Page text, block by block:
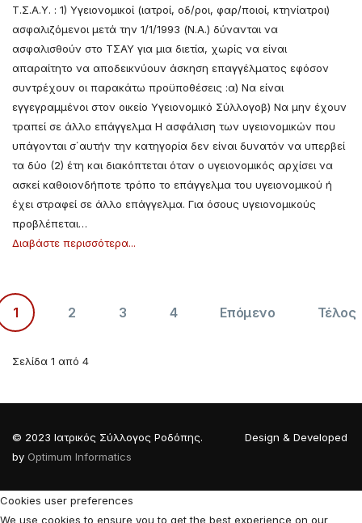
Τ.Σ.Α.Υ. : 1) Υγειονομικοί (ιατροί, οδ/ροι, φαρ/ποιοί, κτηνίατροι)
ασφαλιζόμενοι μετά την 1/1/1993 (Ν.Α.) δύνανται να
ασφαλισθούν στο ΤΣΑΥ για μια διετία, χωρίς να είναι
απαραίτητο να αποδεικνύουν άσκηση επαγγέλματος εφόσον
συντρέχουν οι παρακάτω προϋποθέσεις :α) Να είναι
εγγεγραμμένοι στον οικείο Υγειονομικό Σύλλογοβ) Να μην έχουν
τραπεί σε άλλο επάγγελμα Η ασφάλιση των υγειονομικών που
υπάγονται σ΄αυτήν την κατηγορία δεν είναι δυνατόν να υπερβεί
τα δύο (2) έτη και διακόπτεται όταν ο υγειονομικός αρχίσει να
ασκεί καθοιονδήποτε τρόπο το επάγγελμα του υγειονομικού ή
έχει στραφεί σε άλλο επάγγελμα. Για όσους υγειονομικούς
προβλέπεται…
Διαβάστε περισσότερα...
1 2 3 4 Επόμενο Τέλος
Σελίδα 1 από 4
© 2023 Ιατρικός Σύλλογος Ροδόπης. Design & Developed
by Optimum Informatics
Cookies user preferences
We use cookies to ensure you to get the best experience on our